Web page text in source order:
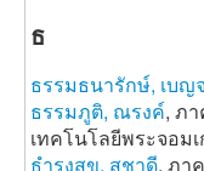
ธ
ธรรมธนารักษ์, เบญ
ธรรมภูติ, ณรงค์, ภ
เทคโนโลยีพระจอม
ธำรงสุข, สุชาดี, ภา